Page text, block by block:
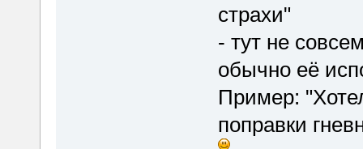
страхи"
- тут не
обычно её
Пример:
поправки